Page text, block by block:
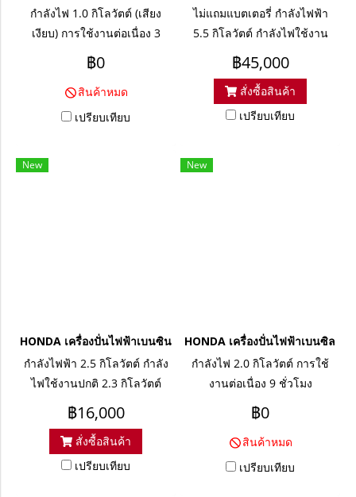
กำลังไฟ 1.0 กิโลวัตต์ (เสียง
เงียบ) การใช้งานต่อเนื่อง 3
ชั่วโมง เครื่องยนต์ 2.2 แรงม้า
฿0
สินค้าหมด
เปรียบเทียบ
ไม่แถมแบตเตอรี่ กำลังไฟฟ้า
5.5 กิโลวัตต์ กำลังไฟใช้งาน
ปกติ 5.0 กิโลวัตต์
฿45,000
สั่งซื้อสินค้า
เปรียบเทียบ
New
HONDA เครื่องปั่นไฟฟ้าเบนซิน EZ3000CX (2.5KW)
กำลังไฟฟ้า 2.5 กิโลวัตต์ กำลัง
ไฟใช้งานปกติ 2.3 กิโลวัตต์
฿16,000
สั่งซื้อสินค้า
เปรียบเทียบ
New
HONDA เครื่องปั่นไฟฟ้าเบนซิล
กำลังไฟ 2.0 กิโลวัตต์ การใช้
งานต่อเนื่อง 9 ชั่วโมง
เครื่องยนต์ 4.9 hp
฿0
สินค้าหมด
เปรียบเทียบ